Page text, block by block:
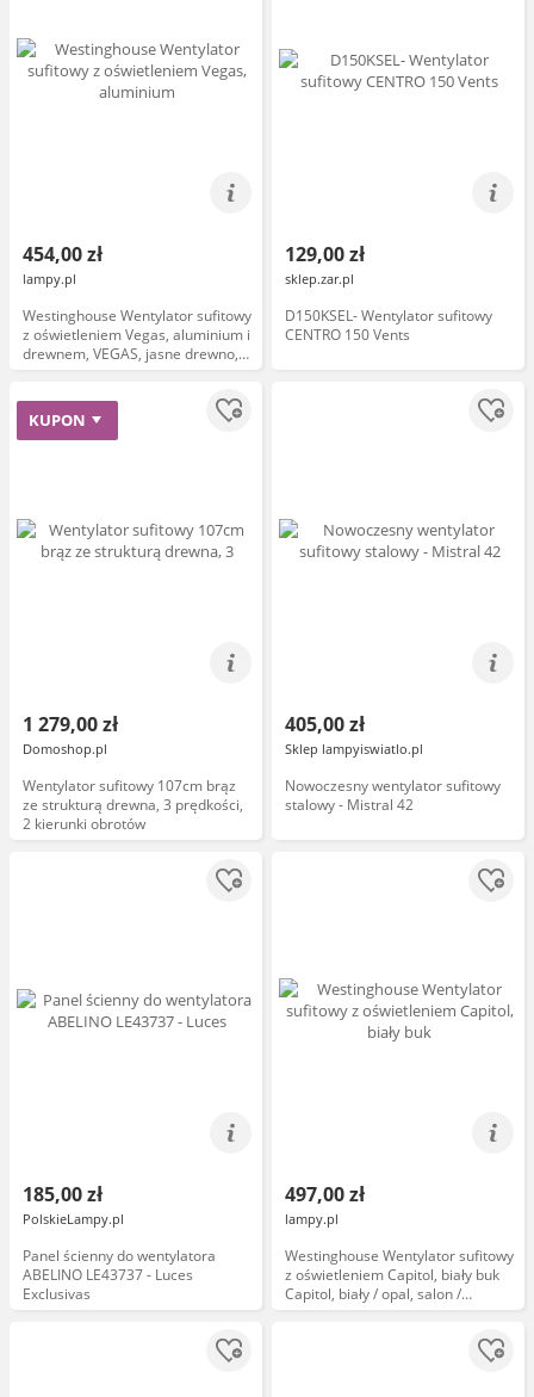
454,00 zł
lampy.pl
Westinghouse Wentylator sufitowy
z oświetleniem Vegas, aluminium i
drewnem, VEGAS, jasne drewno,
salon / jadalnia, drewno,
129,00 zł
sklep.zar.pl
D150KSEL- Wentylator sufitowy
CENTRO 150 Vents
KUPON
1 279,00 zł
Domoshop.pl
Wentylator sufitowy 107cm brąz
ze strukturą drewna, 3 prędkości,
2 kierunki obrotów
405,00 zł
Sklep lampyiswiatlo.pl
Nowoczesny wentylator sufitowy
stalowy - Mistral 42
185,00 zł
PolskieLampy.pl
Panel ścienny do wentylatora
ABELINO LE43737 - Luces
Exclusivas
497,00 zł
lampy.pl
Westinghouse Wentylator sufitowy
z oświetleniem Capitol, biały buk
Capitol, biały / opal, salon /
jadalnia, drewno, nowoczesny